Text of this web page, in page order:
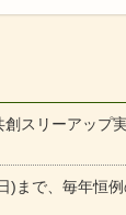
創スリーアップ
)まで、毎年恒